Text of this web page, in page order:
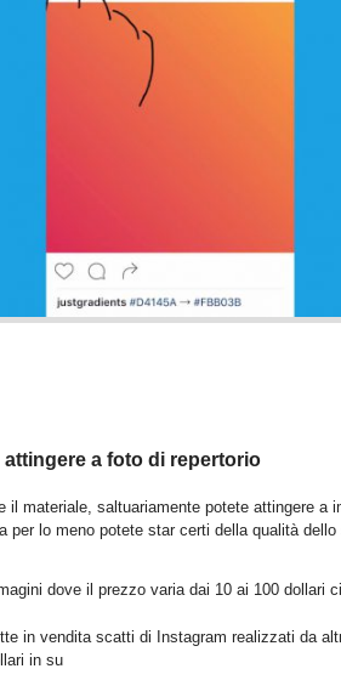
a foto di repertorio
il materiale, saltuariamente potete attingere a
per lo meno potete star certi della qualità
dove il prezzo varia dai 10 ai 100 dollari
in vendita scatti di Instagram realizzati da
in su